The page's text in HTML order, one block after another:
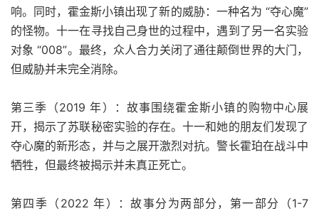
响。同时，霍金斯小镇出现了新的威胁：一种名为 “夺心魔”
的怪物。十一在寻找自己身世的过程中，遇到了另一名实验
对象 “008”。最终，众人合力关闭了通往颠倒世界的大门，
但威胁并未完全消除。
第三季（2019 年）：故事围绕霍金斯小镇的购物中心展
开，揭示了苏联秘密实验的存在。十一和她的朋友们发现了
夺心魔的新形态，并与之展开激烈对抗。警长霍珀在战斗中
牺牲，但最终被揭示并未真正死亡。
第四季（2022 年）：故事分为两部分，第一部分（1-7